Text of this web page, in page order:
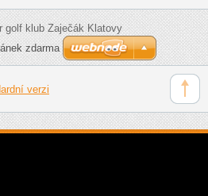
golf klub Zaječák Klatovy
zdarma
verzi